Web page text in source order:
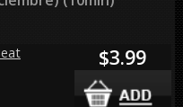
$3.99